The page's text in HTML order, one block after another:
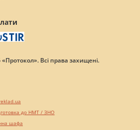
Всі права захищені.
до НМТ / ЗНО
шафа